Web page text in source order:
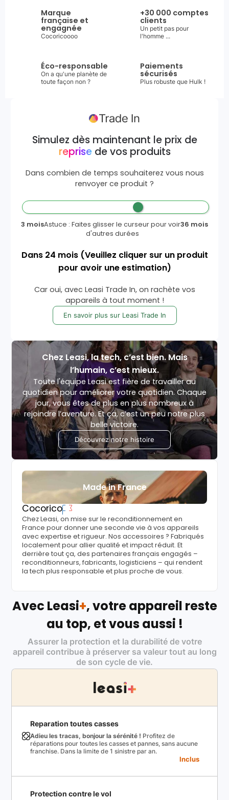
Marque
française et
engagnée
Cocoricoooo
+30 000 comptes
clients
Un petit pas pour
l'homme ...
Éco-responsable
On a qu'une planète de
toute façon non ?
Paiements
sécurisés
Plus robuste que Hulk !
Simulez dès maintenant le prix de
reprisede vos produits
Dans combien de temps souhaiterez vous nous
renvoyer ce produit ?
3 moisAstuce : Faites glisser le curseur pour voir
d'autres durées
36 mois
Dans 24 mois (Veuillez cliquer sur un produit
pour avoir une estimation)
Car oui, avec Leasi Trade In, on rachète vos
appareils à tout moment !
En savoir plus sur Leasi Trade In
Chez Leasi, la tech, c’est bien. Mais
l’humain, c’est mieux.
Toute l'équipe Leasi est fière de travailler au
quotidien pour améliorer votre quotidien. Chaque
jour, vous êtes de plus en plus nombreux à
rejoindre l’aventure. Et ça, c’est un peu notre plus
belle victoire.
Découvrez notre histoire
Made in France
Cocorico
Chez Leasi, on mise sur le reconditionnement en
France pour donner une seconde vie à vos appareils
avec expertise et rigueur. Nos accessoires ? Fabriqués
localement pour allier qualité et impact réduit. Et
derrière tout ça, des partenaires français engagés –
reconditionneurs, fabricants, logisticiens – qui rendent
la tech plus responsable et plus proche de vous.
Avec Leasi+, votre appareil reste
au top, et vous aussi !
Assurer la protection et la durabilité de votre
appareil contribue à préserver sa valeur tout au long
de son cycle de vie.
Reparation toutes casses
Adieu les tracas, bonjour la sérénité ! Profitez de
réparations pour toutes les casses et pannes, sans aucune
franchise. Dans la limite de 1 sinistre par an.
Inclus
Protection contre le vol